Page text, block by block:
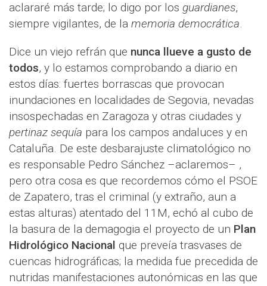
aclararé más tarde; lo digo por los guardianes,
siempre vigilantes, de la memoria democrática.
Dice un viejo refrán que nunca llueve a gusto de
todos, y lo estamos comprobando a diario en
estos días: fuertes borrascas que provocan
inundaciones en localidades de Segovia, nevadas
insospechadas en Zaragoza y otras ciudades y
pertinaz sequía para los campos andaluces y en
Cataluña. De este desbarajuste climatológico no
es responsable Pedro Sánchez –aclaremos– ,
pero otra cosa es que recordemos cómo el PSOE
de Zapatero, tras el criminal (y extraño, aun a
estas alturas) atentado del 11M, echó al cubo de
la basura de la demagogia el proyecto de un Plan
Hidrológico Nacional que preveía trasvases de
cuencas hidrográficas; la medida fue precedida de
nutridas manifestaciones autonómicas en las que